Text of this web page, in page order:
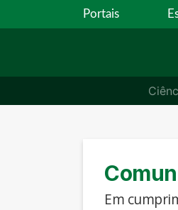
Portais
Em